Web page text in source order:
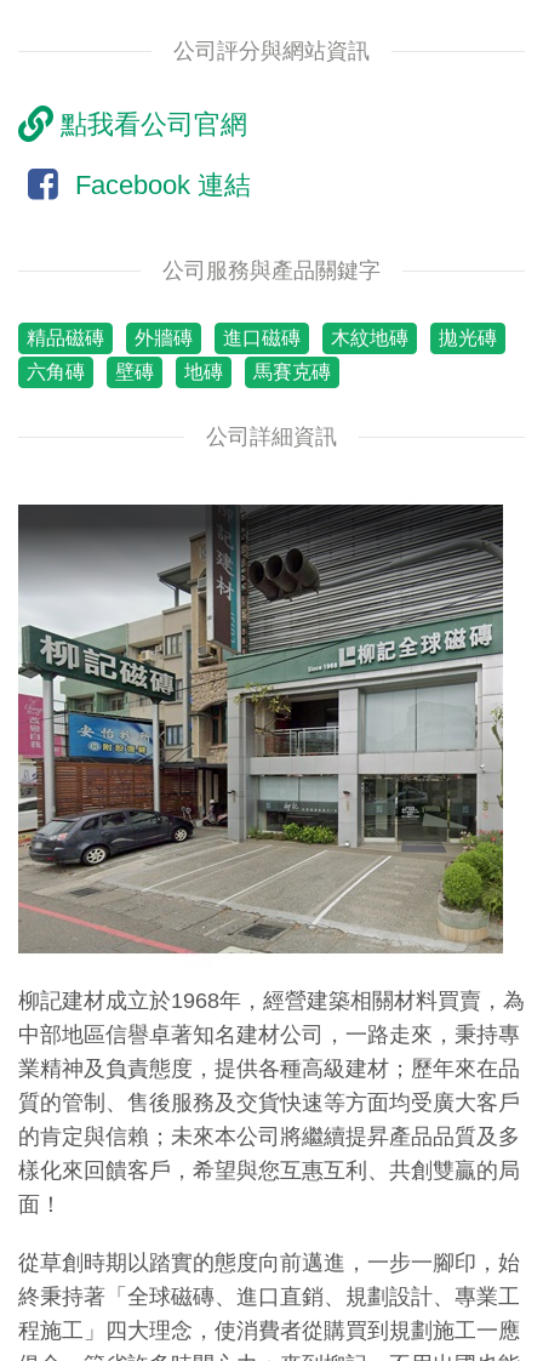
公司評分與網站資訊
點我看公司官網
Facebook 連結
公司服務與產品關鍵字
精品磁磚 外牆磚 進口磁磚 木紋地磚
拋光磚
六角磚
壁磚 地磚 馬賽克磚
公司詳細資訊
柳記建材成立於1968年，經營建築相關材料買賣，為
中部地區信譽卓著知名建材公司，一路走來，秉持專
業精神及負責態度，提供各種高級建材；歷年來在品
質的管制、售後服務及交貨快速等方面均受廣大客戶
的肯定與信賴；未來本公司將繼續提昇產品品質及多
樣化來回饋客戶，希望與您互惠互利、共創雙贏的局
面！
從草創時期以踏實的態度向前邁進，一步一腳印，始
終秉持著「全球磁磚、進口直銷、規劃設計、專業工
程施工」四大理念，使消費者從購買到規劃施工一應